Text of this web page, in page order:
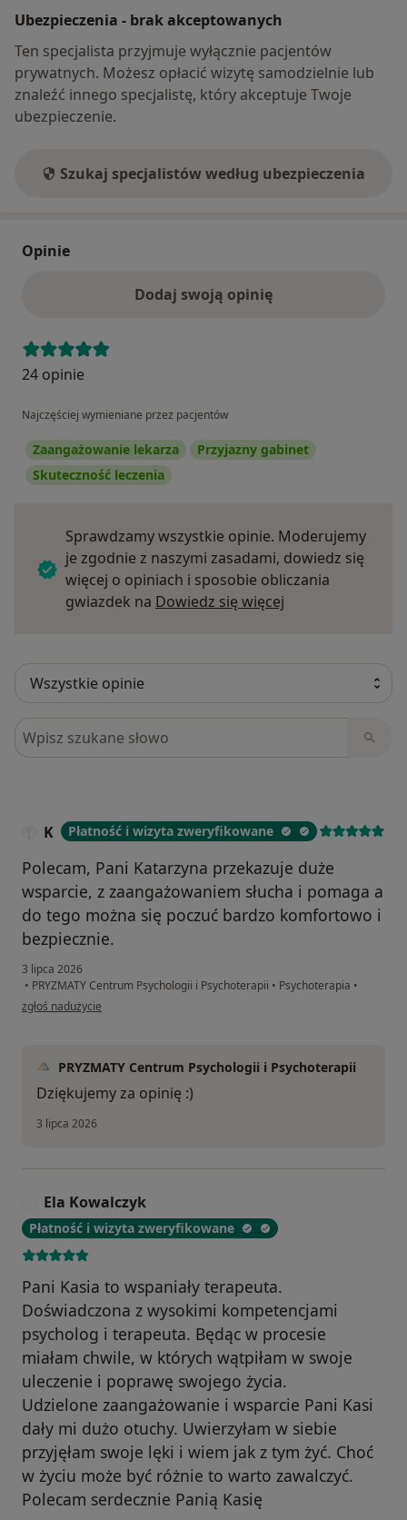
Ubezpieczenia - brak akceptowanych
Ten specjalista przyjmuje wyłącznie pacjentów
prywatnych. Możesz opłacić wizytę samodzielnie lub
znaleźć innego specjalistę, który akceptuje Twoje
ubezpieczenie.
Szukaj specjalistów według ubezpieczenia
Opinie
Dodaj swoją opinię
24 opinie
Najczęściej wymieniane przez pacjentów
Zaangażowanie lekarza
Przyjazny gabinet
Skuteczność leczenia
Sprawdzamy wszystkie opinie. Moderujemy
je zgodnie z naszymi zasadami, dowiedz się
więcej o opiniach i sposobie obliczania
gwiazdek na Dowiedz się więcej
Szukaj w opiniach
K Płatność i wizyta zweryfikowane
Polecam, Pani Katarzyna przekazuje duże
wsparcie, z zaangażowaniem słucha i pomaga a
do tego można się poczuć bardzo komfortowo i
bezpiecznie.
3 lipca 2026
• PRYZMATY Centrum Psychologii i Psychoterapii • Psychoterapia •
w opinii użytkownika K
zgłoś nadużycie
PRYZMATY Centrum Psychologii i Psychoterapii
Dziękujemy za opinię :)
3 lipca 2026
Ela Kowalczyk
Płatność i wizyta zweryfikowane
Pani Kasia to wspaniały terapeuta.
Doświadczona z wysokimi kompetencjami
psycholog i terapeuta. Będąc w procesie
miałam chwile, w których wątpiłam w swoje
uleczenie i poprawę swojego życia.
Udzielone zaangażowanie i wsparcie Pani Kasi
dały mi dużo otuchy. Uwierzyłam w siebie
przyjęłam swoje lęki i wiem jak z tym żyć. Choć
w życiu może być różnie to warto zawalczyć.
Polecam serdecznie Panią Kasię